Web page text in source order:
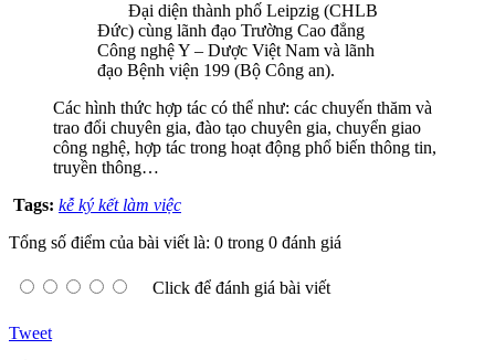
Đại diện thành phố Leipzig (CHLB
Đức) cùng lãnh đạo Trường Cao đẳng
Công nghệ Y – Dược Việt Nam và lãnh
đạo Bệnh viện 199 (Bộ Công an).
Các hình thức hợp tác có thể như: các chuyến thăm và
trao đổi chuyên gia, đào tạo chuyên gia, chuyển giao
công nghệ, hợp tác trong hoạt động phổ biến thông tin,
truyền thông…
Tags: kễ ký kết làm việc
Tổng số điểm của bài viết là: 0 trong 0 đánh giá
Click để đánh giá bài viết
Tweet